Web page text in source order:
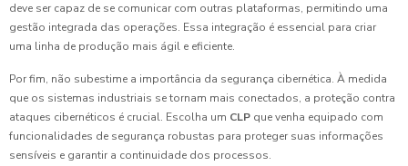
deve ser capaz de se comunicar com outras plataformas, permitindo uma
gestão integrada das operações. Essa integração é essencial para criar
uma linha de produção mais ágil e eficiente.
Por fim, não subestime a importância da segurança cibernética. À medida
que os sistemas industriais se tornam mais conectados, a proteção contra
ataques cibernéticos é crucial. Escolha um CLP que venha equipado com
funcionalidades de segurança robustas para proteger suas informações
sensíveis e garantir a continuidade dos processos.